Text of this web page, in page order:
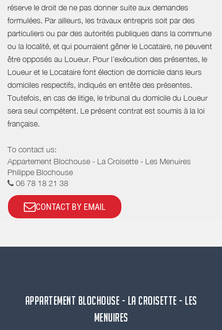
réserve le droit de ne pas donner suite aux demandes
formulées. Par ailleurs, les travaux entrepris soit par des
particuliers ou par des autorités publiques dans la commune
ou la localité, et qui pourraient gêner le Locataire, ne peuvent
être opposés au Loueur. Pour l’exécution des présentes, le
Loueur et le Locataire font élection de domicile dans leurs
domiciles respectifs, indiqués en entête des présentes.
Toutefois, en cas de litige, le tribunal du domicile du Loueur
sera seul compétent. Le présent contrat est soumis à la loi
française.
To contact us:
Appartement Blochouse - La Croisette - Les Menuires
Philippe Blochouse
06 78 18 21 38
CONTACT BY EMAIL
APPARTEMENT BLOCHOUSE - LA CROISETTE - LES
MENUIRES